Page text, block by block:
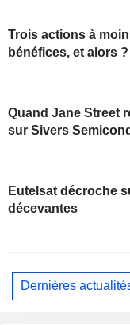
Trois actions à
bénéfices, et alors ?
Quand Jane Street
sur Sivers
Eutelsat décroche
décevantes
Dernières